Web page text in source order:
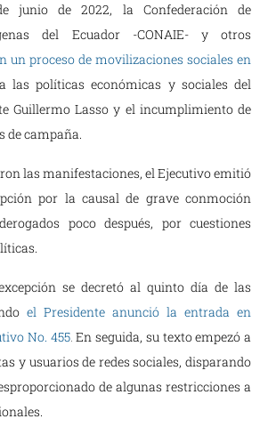
junio de 2022, la Confederación de
del Ecuador -CONAIE- y otros
un proceso de movilizaciones sociales en
las políticas económicas y sociales del
Guillermo Lasso y el incumplimiento de
de campaña.
las manifestaciones, el Ejecutivo emitió
por la causal de grave conmoción
poco después, por cuestiones
se decretó al quinto día de las
el Presidente anunció la entrada en
No. 455.En seguida, su texto empezó a
y usuarios de redes sociales, disparando
de algunas restricciones a